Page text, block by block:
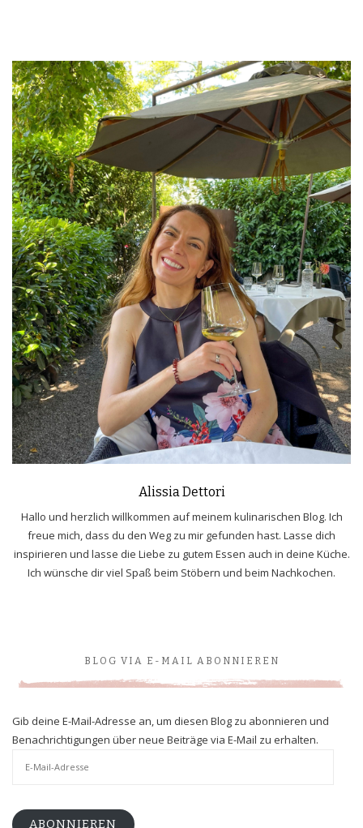
Alissia Dettori
Hallo und herzlich willkommen auf meinem kulinarischen Blog. Ich
freue mich, dass du den Weg zu mir gefunden hast. Lasse dich
inspirieren und lasse die Liebe zu gutem Essen auch in deine Küche.
Ich wünsche dir viel Spaß beim Stöbern und beim Nachkochen.
BLOG VIA E-MAIL ABONNIEREN
Gib deine E-Mail-Adresse an, um diesen Blog zu abonnieren und
Benachrichtigungen über neue Beiträge via E-Mail zu erhalten.
ABONNIEREN